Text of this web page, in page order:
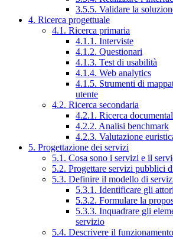
3.5.5. Validare la
4. Ricerca progettuale
4.1. Ricerca primaria
4.1.1. Interviste
4.1.2. Questionari
4.1.3. Test di usabilità
4.1.4. Web analytics
4.1.5. Strumenti di
utente
4.2. Ricerca secondaria
4.2.1. Ricerca
4.2.2. Analisi benchmark
4.2.3. Valutazione
5. Progettazione dei servizi
5.1. Cosa sono i servizi e il
5.2. Progettare servizi pubblici
5.3. Definire il modello di
5.3.1. Identificare gli
5.3.2. Formulare la
5.3.3. Inquadrare gli
servizio
5.4. Descrivere il